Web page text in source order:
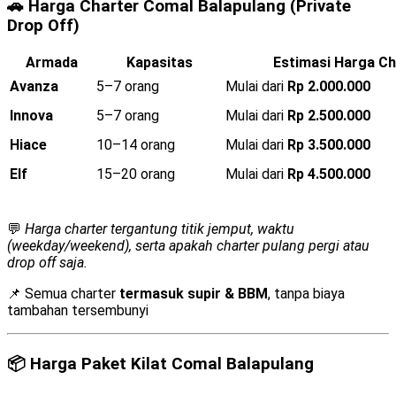
🚗 Harga Charter Comal Balapulang (Private
Drop Off)
Armada Kapasitas
Estimasi Harga
Avanza
5–7 orang Mulai dari Rp 2.000.000
Innova
5–7 orang Mulai dari Rp 2.500.000
Hiace
10–14 orang Mulai dari Rp 3.500.000
Elf
15–20 orang Mulai dari Rp 4.500.000
💬 Harga charter tergantung titik jemput, waktu
(weekday/weekend), serta apakah charter pulang pergi atau
drop off saja.
📌 Semua charter termasuk supir & BBM, tanpa biaya
tambahan tersembunyi
📦 Harga Paket Kilat Comal Balapulang